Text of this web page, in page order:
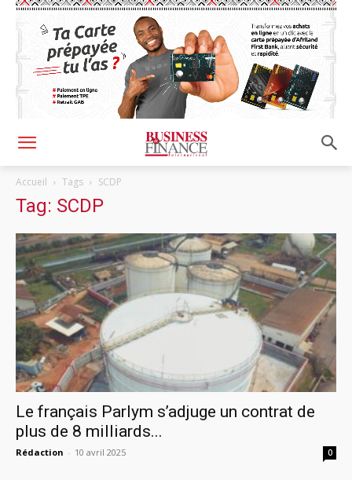
Accueil Tags SCDP
Tag: SCDP
Le français Parlym s’adjuge un contrat de
plus de 8 milliards...
Rédaction - 10 avril 2025 0